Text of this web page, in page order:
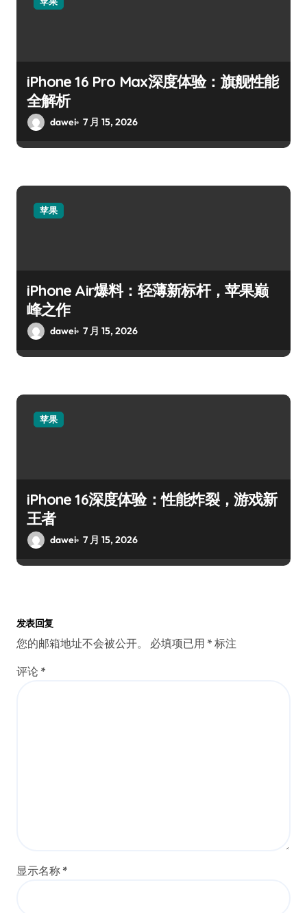
iPhone 16 Pro Max深度体验：旗舰性能
全解析
dawei 7 月 15, 2026
苹果
iPhone Air爆料：轻薄新标杆，苹果巅
峰之作
dawei 7 月 15, 2026
苹果
iPhone 16深度体验：性能炸裂，游戏新
王者
dawei 7 月 15, 2026
发表回复
您的邮箱地址不会被公开。 必填项已用 * 标注
评论 *
显示名称 *